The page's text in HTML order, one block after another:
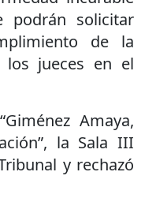
podrán solicitar
de la
los jueces en el
Amaya,
la Sala III
y rechazó